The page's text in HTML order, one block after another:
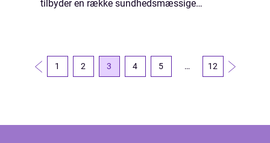
tilbyder en række sundhedsmæssige
1 2 3 4 5 … 12